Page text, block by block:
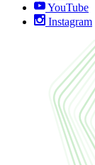
YouTube
Instagram